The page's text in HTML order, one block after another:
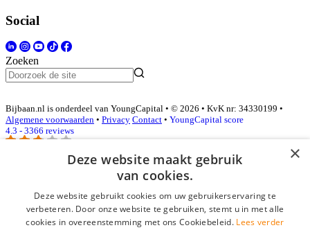
Social
Zoeken
Bijbaan.nl is onderdeel van YoungCapital • © 2026 • KvK nr: 34330199 •
Algemene voorwaarden • Privacy Contact • YoungCapital score
4.3 - 3366 reviews
E-mail*
×
Deze website maakt gebruik
van cookies.
Deze website gebruikt cookies om uw gebruikerservaring te
verbeteren. Door onze website te gebruiken, stemt u in met alle
cookies in overeenstemming met ons Cookiebeleid. Lees verder